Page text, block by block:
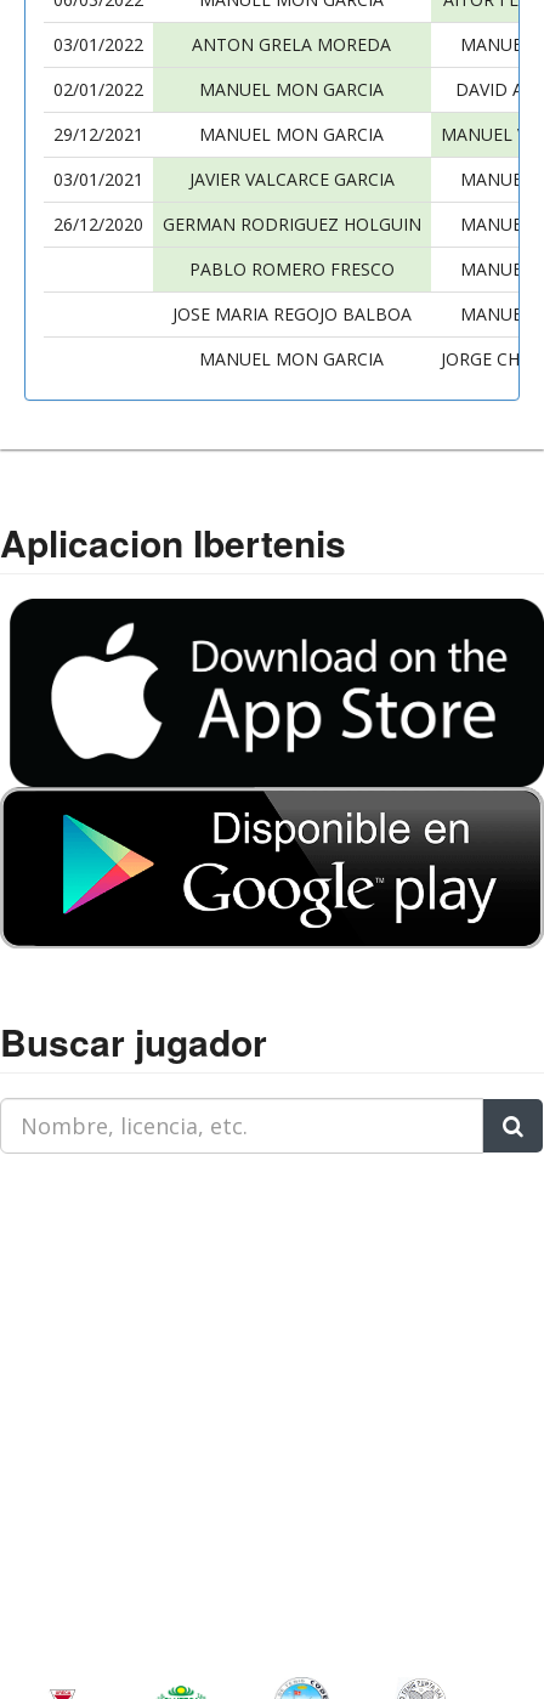
03/01/2022
ANTON GRELA MOREDA
MANUEL
02/01/2022
MANUEL MON GARCIA
DAVID
29/12/2021
MANUEL MON GARCIA
MANUEL
03/01/2021
JAVIER VALCARCE GARCIA
MANUEL
26/12/2020
GERMAN RODRIGUEZ HOLGUIN
MANUEL
PABLO ROMERO FRESCO
MANUEL
JOSE MARIA REGOJO BALBOA
MANUEL
MANUEL MON GARCIA
JORGE
Aplicacion Ibertenis
Buscar jugador